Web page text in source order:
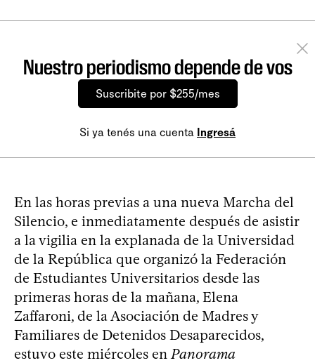
Nuestro periodismo depende de vos
Suscribite por $255/mes
Si ya tenés una cuenta Ingresá
En las horas previas a una nueva Marcha del
Silencio, e inmediatamente después de asistir
a la vigilia en la explanada de la Universidad
de la República que organizó la Federación
de Estudiantes Universitarios desde las
primeras horas de la mañana, Elena
Zaffaroni, de la Asociación de Madres y
Familiares de Detenidos Desaparecidos,
estuvo este miércoles en Panorama